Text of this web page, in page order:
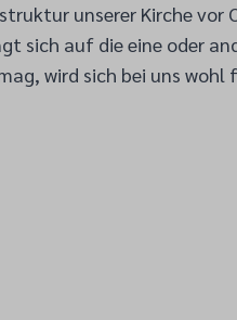
unserer Kirche vor
sich auf die eine oder
wird sich bei uns